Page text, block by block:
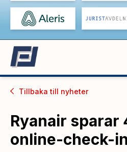
Tillbaka till nyheter
Ryanair sparar
online-check-in